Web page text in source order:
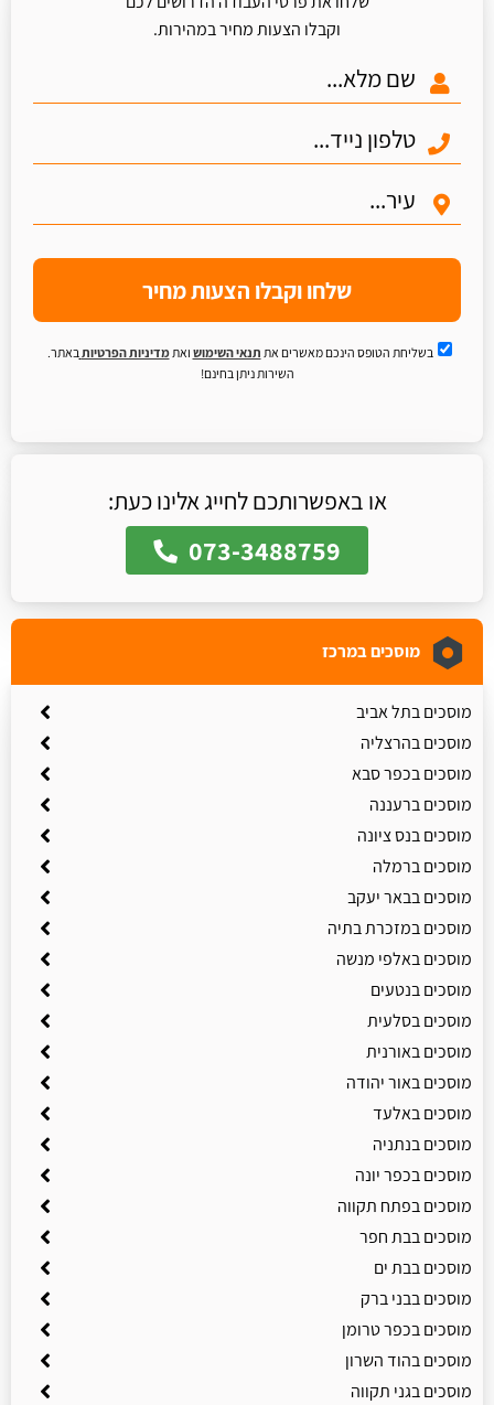
וקבלו הצעות מחיר במהירות.
שלחו וקבלו הצעות מחיר
בשליחת הטופס הינכם מאשרים את תנאי השימוש ואתמדיניות הפרטיותבאתר.
השירות ניתן בחינם!
או באפשרותכם לחייג אלינו כעת:
073-3488759
מוסכים במרכז
מוסכים בתל אביב
מוסכים בהרצליה
מוסכים בכפר סבא
מוסכים ברעננה
מוסכים בנס ציונה
מוסכים ברמלה
מוסכים בבאר יעקב
מוסכים במזכרת בתיה
מוסכים באלפי מנשה
מוסכים בנטעים
מוסכים בסלעית
מוסכים באורנית
מוסכים באור יהודה
מוסכים באלעד
מוסכים בנתניה
מוסכים בכפר יונה
מוסכים בפתח תקווה
מוסכים בבת חפר
מוסכים בבת ים
מוסכים בבני ברק
מוסכים בכפר טרומן
מוסכים בהוד השרון
מוסכים בגני תקווה